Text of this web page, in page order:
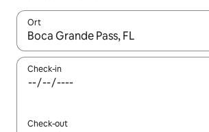
Ort
Wenn Ergebnisse verfügbar sind,
Check-in
Check-out